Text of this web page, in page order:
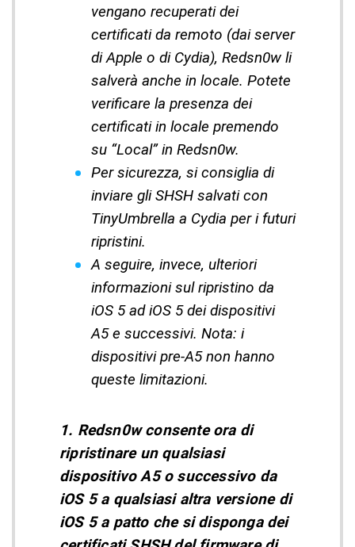
vengano recuperati dei
certificati da remoto (dai server
di Apple o di Cydia), Redsn0w li
salverà anche in locale. Potete
verificare la presenza dei
certificati in locale premendo
su “Local” in Redsn0w.
Per sicurezza, si consiglia di
inviare gli SHSH salvati con
TinyUmbrella a Cydia per i futuri
ripristini.
A seguire, invece, ulteriori
informazioni sul ripristino da
iOS 5 ad iOS 5 dei dispositivi
A5 e successivi. Nota: i
dispositivi pre-A5 non hanno
queste limitazioni.
1. Redsn0w consente ora di
ripristinare un qualsiasi
dispositivo A5 o successivo da
iOS 5 a qualsiasi altra versione di
iOS 5 a patto che si disponga dei